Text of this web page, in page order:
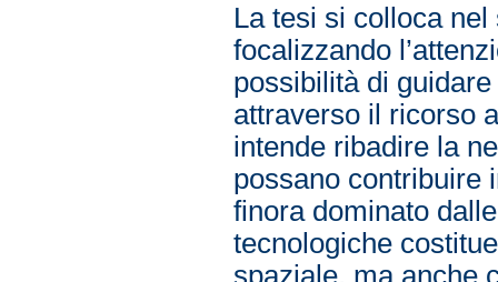
La tesi si colloca
focalizzando
possibilità di
attraverso il ricorso
intende ribadire la
possano contribuire
finora dominato
tecnologiche
spaziale, ma anche